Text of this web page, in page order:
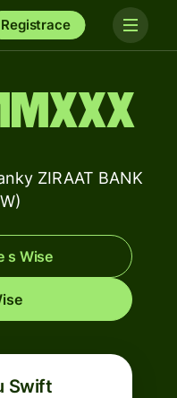
Registrace
ZIRAAT BANK
s Wise
Swift